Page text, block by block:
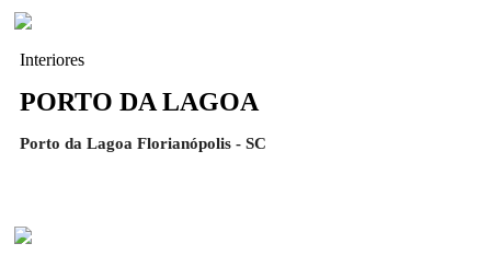
Interiores
PORTO DA LAGOA
Porto da Lagoa Florianópolis - SC